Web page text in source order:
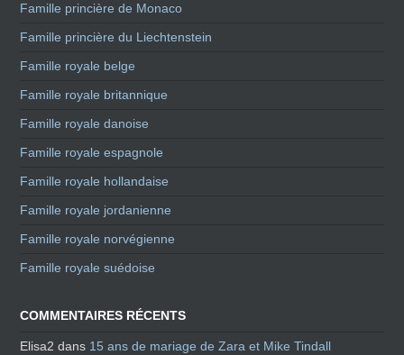
Famille princière de Monaco
Famille princière du Liechtenstein
Famille royale belge
Famille royale britannique
Famille royale danoise
Famille royale espagnole
Famille royale hollandaise
Famille royale jordanienne
Famille royale norvégienne
Famille royale suédoise
COMMENTAIRES RÉCENTS
Elisa2 dans 15 ans de mariage de Zara et Mike Tindall